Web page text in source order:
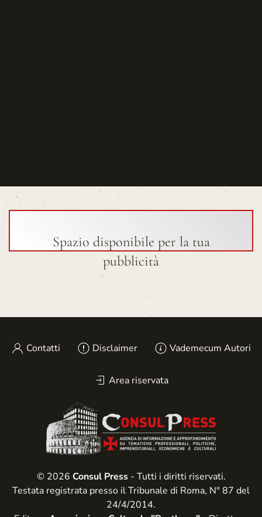
Spazio disponibile per la tua
pubblicità
Contatti Disclaimer Vademecum Autori
Area riservata
© 2026 Consul Press- Tutti i diritti riservati.
Testata registrata presso il Tribunale di Roma, N° 87 del
24/4/2014.